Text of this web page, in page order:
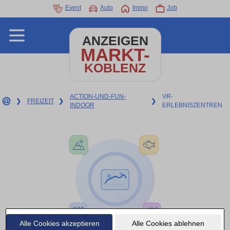
Alle Cookies akzeptieren Alle Cookies ablehnen
Event Auto Immo Job
ANZEIGEN
MARKT-
KOBLENZ
❯ FREIZEIT ❯
ACTION-UND-FUN-
INDOOR
❯
VR-
ERLEBNISZENTREN